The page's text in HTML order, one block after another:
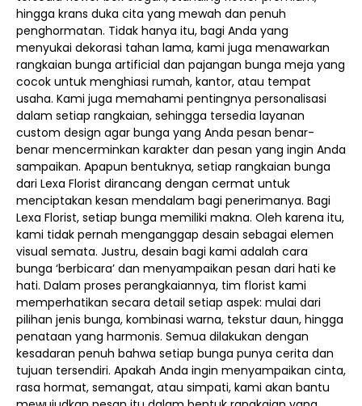
hingga krans duka cita yang mewah dan penuh
penghormatan. Tidak hanya itu, bagi Anda yang
menyukai dekorasi tahan lama, kami juga menawarkan
rangkaian bunga artificial dan pajangan bunga meja yang
cocok untuk menghiasi rumah, kantor, atau tempat
usaha. Kami juga memahami pentingnya personalisasi
dalam setiap rangkaian, sehingga tersedia layanan
custom design agar bunga yang Anda pesan benar-
benar mencerminkan karakter dan pesan yang ingin Anda
sampaikan. Apapun bentuknya, setiap rangkaian bunga
dari Lexa Florist dirancang dengan cermat untuk
menciptakan kesan mendalam bagi penerimanya. Bagi
Lexa Florist, setiap bunga memiliki makna. Oleh karena itu,
kami tidak pernah menganggap desain sebagai elemen
visual semata. Justru, desain bagi kami adalah cara
bunga ‘berbicara’ dan menyampaikan pesan dari hati ke
hati. Dalam proses perangkaiannya, tim florist kami
memperhatikan secara detail setiap aspek: mulai dari
pilihan jenis bunga, kombinasi warna, tekstur daun, hingga
penataan yang harmonis. Semua dilakukan dengan
kesadaran penuh bahwa setiap bunga punya cerita dan
tujuan tersendiri. Apakah Anda ingin menyampaikan cinta,
rasa hormat, semangat, atau simpati, kami akan bantu